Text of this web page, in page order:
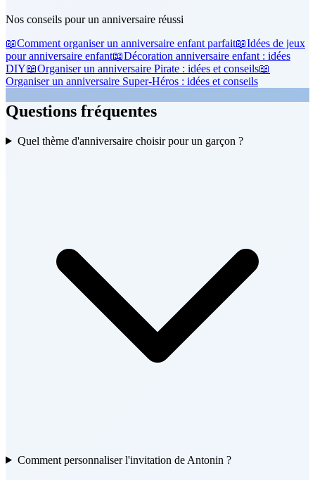
Nos conseils pour un anniversaire réussi
📖Comment organiser un anniversaire enfant parfait📖Idées de jeux
pour anniversaire enfant📖Décoration anniversaire enfant : idées
DIY📖Organiser un anniversaire Pirate : idées et conseils📖
Organiser un anniversaire Super-Héros : idées et conseils
Questions fréquentes
Quel thème d'anniversaire choisir pour un garçon ?
Comment personnaliser l'invitation de Antonin ?